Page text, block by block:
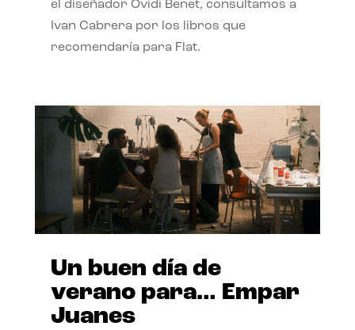
el diseñador Ovidi Benet, consultamos a
Ivan Cabrera por los libros que
recomendaría para Flat.
Un buen día de
verano para… Empar
Juanes